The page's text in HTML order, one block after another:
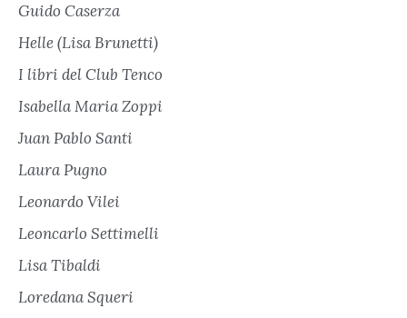
Guido Caserza
Helle (Lisa Brunetti)
I libri del Club Tenco
Isabella Maria Zoppi
Juan Pablo Santi
Laura Pugno
Leonardo Vilei
Leoncarlo Settimelli
Lisa Tibaldi
Loredana Squeri